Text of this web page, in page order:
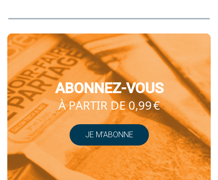
ABONNEZ-VOUS
À PARTIR DE 0,99 €
JE M’ABONNE